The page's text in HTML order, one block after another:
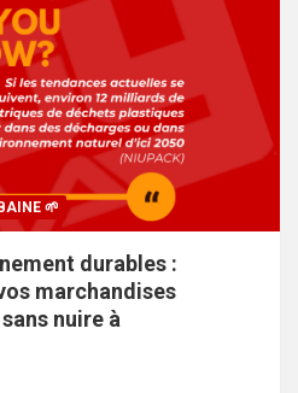
🌱
durables :
marchandises
nuire à